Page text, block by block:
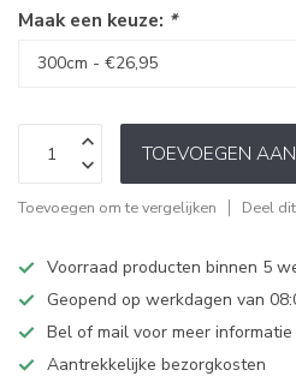
Maak een keuze: *
TOEVOEGEN
Toevoegen om te vergelijken Deel
Voorraad producten binnen 5
Geopend op werkdagen van
Bel of mail voor meer informatie
Aantrekkelijke bezorgkosten